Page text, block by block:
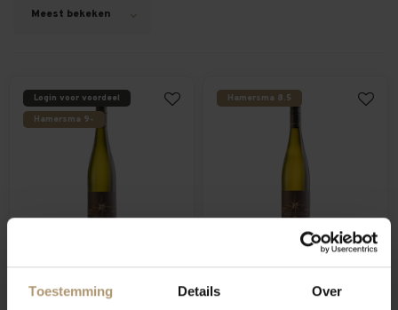
Toestemming Details Over
Meest bekeken
Login voor voordeel
Hamersma 9-
Trocken
Hamersma 8.5
Weissburgunder